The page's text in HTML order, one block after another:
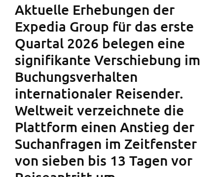
Aktuelle Erhebungen der
Expedia Group für das erste
Quartal 2026 belegen eine
signifikante Verschiebung im
Buchungsverhalten
internationaler Reisender.
Weltweit verzeichnete die
Plattform einen Anstieg der
Suchanfragen im Zeitfenster
von sieben bis 13 Tagen vor